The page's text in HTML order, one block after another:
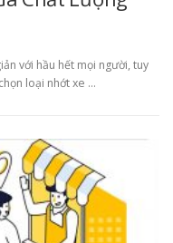
với hầu hết mọi người, tuy
loại nhớt xe …